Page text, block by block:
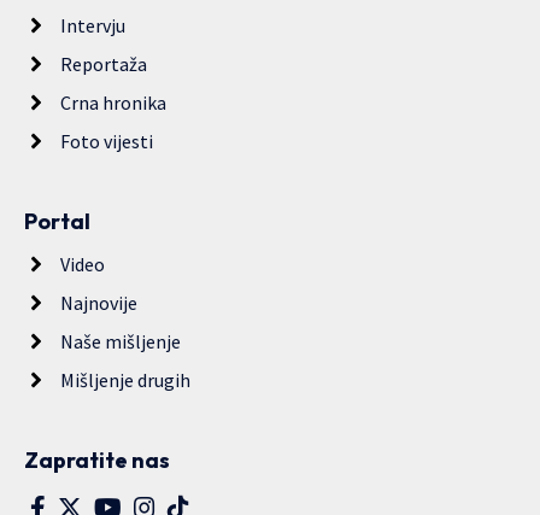
Intervju
Reportaža
Crna hronika
Foto vijesti
Portal
Video
Najnovije
Naše mišljenje
Mišljenje drugih
Zapratite nas